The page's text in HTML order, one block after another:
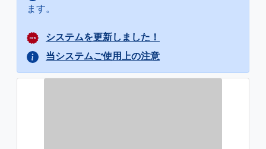
ます。
システムを更新しました！
当システムご使用上の注意